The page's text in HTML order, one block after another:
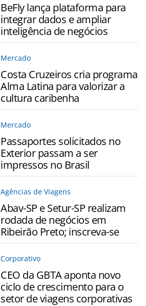
BeFly lança plataforma para
integrar dados e ampliar
inteligência de negócios
Mercado
Costa Cruzeiros cria programa
Alma Latina para valorizar a
cultura caribenha
Mercado
Passaportes solicitados no
Exterior passam a ser
impressos no Brasil
Agências de Viagens
Abav-SP e Setur-SP realizam
rodada de negócios em
Ribeirão Preto; inscreva-se
Corporativo
CEO da GBTA aponta novo
ciclo de crescimento para o
setor de viagens corporativas